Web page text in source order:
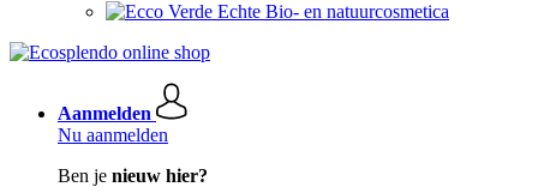
Echte Bio- en natuurcosmetica
Aanmelden
Nu aanmelden
Ben je nieuw hier?